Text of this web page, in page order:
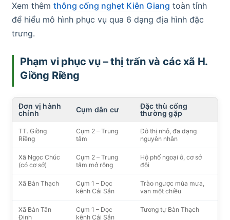
Xem thêm thông cống nghẹt Kiên Giang toàn tỉnh
để hiểu mô hình phục vụ qua 6 dạng địa hình đặc
trưng.
Phạm vi phục vụ – thị trấn và các xã H.
Giồng Riềng
Đơn vị hành
chính
Cụm dân cư
Đặc thù cống
thường gặp
TT. Giồng
Riềng
Cụm 2 – Trung
tâm
Đô thị nhỏ, đa dạng
nguyên nhân
Xã Ngọc Chúc
(có cơ sở)
Cụm 2 – Trung
tâm mở rộng
Hộ phố ngoại ô, cơ sở
đội
Xã Bàn Thạch
Cụm 1 – Dọc
kênh Cái Sắn
Trào ngược mùa mưa,
van một chiều
Xã Bàn Tân
Định
Cụm 1 – Dọc
kênh Cái Sắn
Tương tự Bàn Thạch